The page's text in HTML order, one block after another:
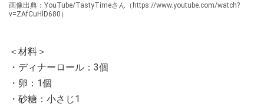
画像出典：YouTube/TastyTimeさん（https://www.youtube.com/watch?
v=ZAfCuHlD680）
＜材料＞
・ディナーロール：3個
・卵：1個
・砂糖：小さじ1